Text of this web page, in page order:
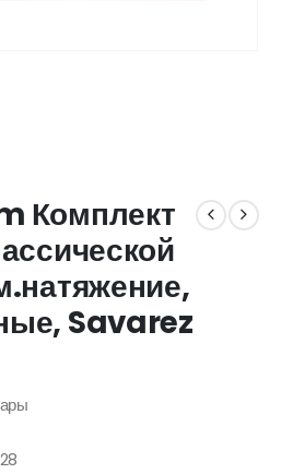
Комплект
Savarez